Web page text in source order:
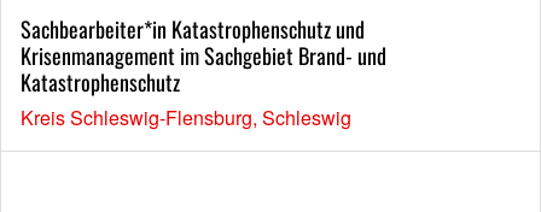
Sachbearbeiter*in Katastrophenschutz und
Krisenmanagement im Sachgebiet Brand- und
Katastrophenschutz
Kreis Schleswig-Flensburg, Schleswig